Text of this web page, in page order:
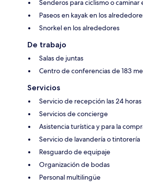
Senderos para ciclismo o caminar
Paseos en kayak en los
Snorkel en los alrededores
De trabajo
Salas de juntas
Centro de conferencias de 183
Servicios
Servicio de recepción las 24 horas
Servicios de concierge
Asistencia turística y para la
Servicio de lavandería o tintorería
Resguardo de equipaje
Organización de bodas
Personal multilingüe